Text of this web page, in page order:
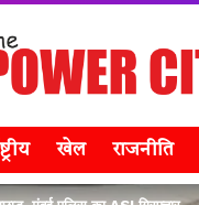
खेल राजनीति